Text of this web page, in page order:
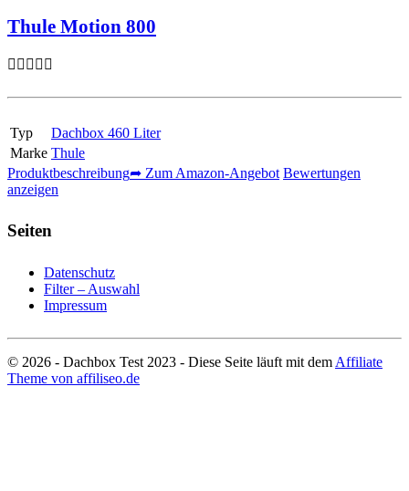
Thule Motion 800
Typ
Dachbox 460 Liter
Marke Thule
Produktbeschreibung➦ Zum Amazon-Angebot Bewertungen
anzeigen
Seiten
Datenschutz
Filter – Auswahl
Impressum
© 2026 - Dachbox Test 2023 - Diese Seite läuft mit dem Affiliate
Theme von affiliseo.de